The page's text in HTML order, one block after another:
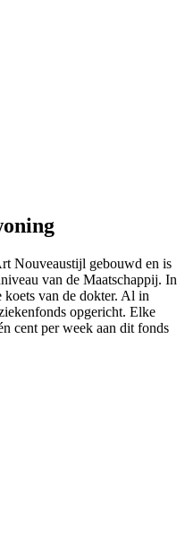
Nouveaustijl gebouwd en is
van de Maatschappij. In
koets van de dokter. Al in
opgericht. Elke
cent per week aan dit fonds